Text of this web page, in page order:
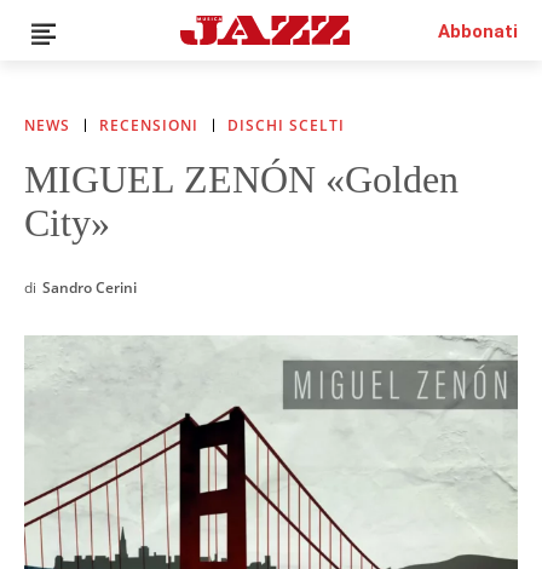
News
Interviste
Recensioni
Rubriche
Radio
Negozio
Area riservata
Italiano
€0.00
Abbonati
NEWS RECENSIONI DISCHI SCELTI
MIGUEL ZENÓN «Golden
City»
di Sandro Cerini